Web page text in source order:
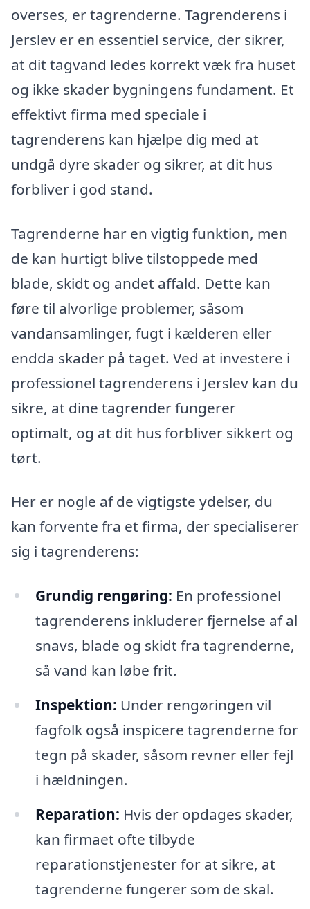
overses, er tagrenderne. Tagrenderens i
Jerslev er en essentiel service, der sikrer,
at dit tagvand ledes korrekt væk fra huset
og ikke skader bygningens fundament. Et
effektivt firma med speciale i
tagrenderens kan hjælpe dig med at
undgå dyre skader og sikrer, at dit hus
forbliver i god stand.
Tagrenderne har en vigtig funktion, men
de kan hurtigt blive tilstoppede med
blade, skidt og andet affald. Dette kan
føre til alvorlige problemer, såsom
vandansamlinger, fugt i kælderen eller
endda skader på taget. Ved at investere i
professionel tagrenderens i Jerslev kan du
sikre, at dine tagrender fungerer
optimalt, og at dit hus forbliver sikkert og
tørt.
Her er nogle af de vigtigste ydelser, du
kan forvente fra et firma, der specialiserer
sig i tagrenderens:
Grundig rengøring: En professionel
tagrenderens inkluderer fjernelse af al
snavs, blade og skidt fra tagrenderne,
så vand kan løbe frit.
Inspektion: Under rengøringen vil
fagfolk også inspicere tagrenderne for
tegn på skader, såsom revner eller fejl
i hældningen.
Reparation: Hvis der opdages skader,
kan firmaet ofte tilbyde
reparationstjenester for at sikre, at
tagrenderne fungerer som de skal.